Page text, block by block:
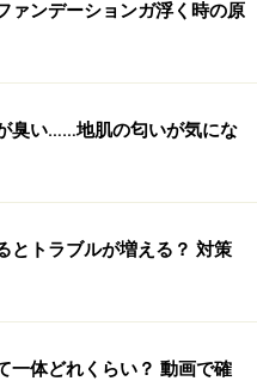
ァンデーションガ浮く時の原
臭い……地肌の匂いが気にな
とトラブルが増える？ 対策
一体どれくらい？ 動画で確